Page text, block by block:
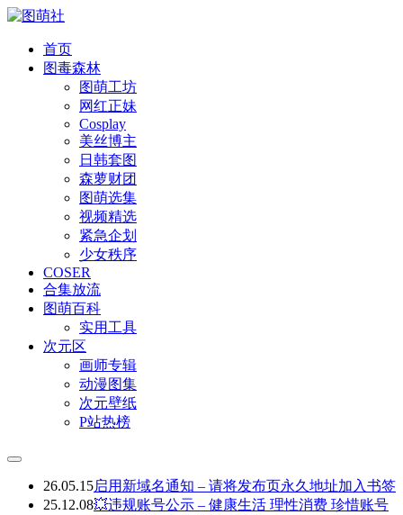
首页
图毒森林
图萌工坊
网红正妹
Cosplay
美丝博主
日韩套图
森萝财团
图萌选集
视频精选
紧急企划
少女秩序
COSER
合集放流
图萌百科
实用工具
次元区
画师专辑
动漫图集
次元壁纸
P站热榜
26.05.15启用新域名通知 – 请将发布页永久地址加入书签
25.12.08💥违规账号公示 – 健康生活 理性消费 珍惜账号